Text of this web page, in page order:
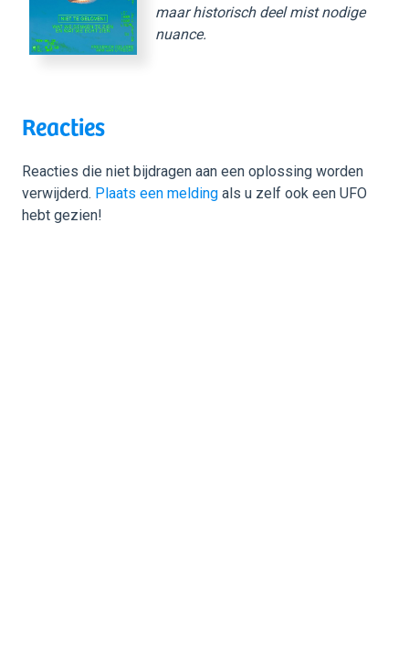
maar historisch deel mist nodige
nuance.
Reacties
Reacties die niet bijdragen aan een oplossing worden
verwijderd. Plaats een melding als u zelf ook een UFO
hebt gezien!